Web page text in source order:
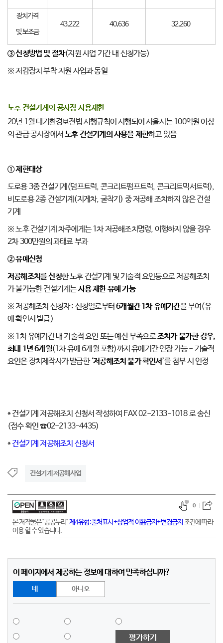
장치가격
및 보조금
43,222 40,636 32,260
③ 신청방법 및 절차(지원 사업 기간 내 신청가능)
※ 저감장치 부착 지원 사업과 동일
노후 건설기계의 공사장 사용제한
20년 1월 대기환경보전법 시행규칙이 시행되어 서울시는 100억원 이상
의 관급 공사장에서노후 건설기계의 사용을 제한하고 있음
①제한대상
도로용 3종 건설기계(덤프트럭, 콘크리트펌프트럭, 콘크리트믹서트럭),
비도로용 2종 건설기계(지게차, 굴착기) 중 저공해 조치하지 않은 건설
기계
※ 노후 건설기계 차주에게는 1차 저공해조치명령, 이행하지 않을 경우
2차 300만원의 과태료 부과
②유예신청
저공해조치를 신청한 노후 건설기계 및 기술적 요인등으로 저공해조치
가 불가능한 건설기계는사용 제한 유예 가능
※ 저공해조치 신청자 : 신청일로부터6개월간1차 유예기간을 부여(유
예 확인서 발급)
※ 1차 유예기간 내 기술적 요인 또는 예산 부족으로조치가 불가한 경우,
최대 1년6개월(1차 유예 6개월 포함)까지 유예기간 연장 가능 - 기술적
요인은 장치제작사가 발급한 ‘저공해조치 불가 확인서’를 첨부 시 인정
* 건설기계 저공해조치 신청서 작성하여 FAX 02-2133-1018 로 송신
(접수 확인 ☎02-2133-4435)
*건설기계 저공해조치 신청서
건설기계 저공해사업
본 저작물은 "공공누리"제4유형:출처표시+상업적 이용금지+변경금지 조건에 따라
이용 할 수 있습니다.
0
이 페이지에서 제공하는 정보에 대하여 만족하십니까?
네 아니오
평가하기